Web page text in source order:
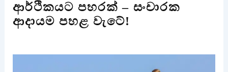
ආර්ථිකයට පහරක් – සංචාරක
ආදායම පහළ වැටේ!